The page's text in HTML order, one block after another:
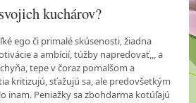
kuchárov?
ego či primalé skúsenosti, žiadna
a ambícií, túžby napredovať,,, a
tepe v čoraz pomalšom a
kritizujú, sťažujú sa, ale predovšetkým
inam. Peniažky sa zbohdarma kotúľajú